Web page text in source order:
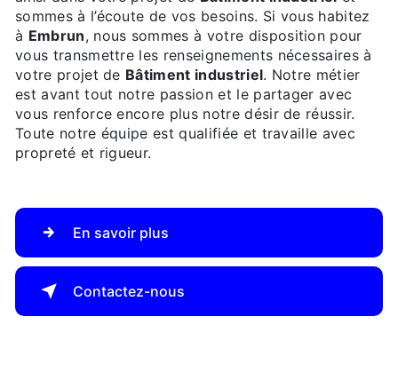
sommes à l’écoute de vos besoins. Si vous habitez
à Embrun, nous sommes à votre disposition pour
vous transmettre les renseignements nécessaires à
votre projet de Bâtiment industriel. Notre métier
est avant tout notre passion et le partager avec
vous renforce encore plus notre désir de réussir.
Toute notre équipe est qualifiée et travaille avec
propreté et rigueur.
En savoir plus
Contactez-nous